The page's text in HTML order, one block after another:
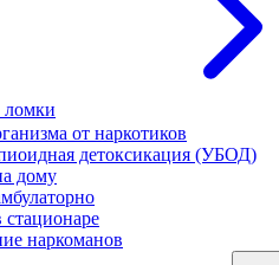
ломки
от наркотиков
детоксикация (УБОД)
дому
наркоманов